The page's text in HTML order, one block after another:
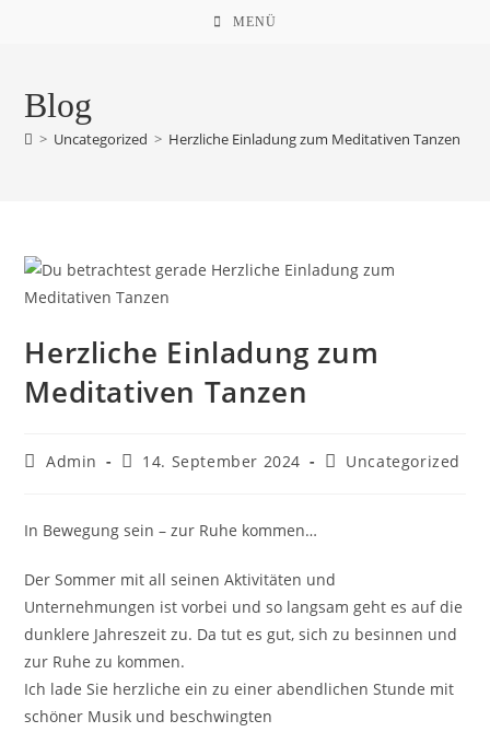
MENÜ
Blog
> Uncategorized > Herzliche Einladung zum Meditativen Tanzen
Herzliche Einladung zum
Meditativen Tanzen
Beitrags-
Admin
Beitrag
14. September 2024
Beitrags-
Uncategorized
In Bewegung sein – zur Ruhe kommen…
Der Sommer mit all seinen Aktivitäten und
Unternehmungen ist vorbei und so langsam geht es auf die
dunklere Jahreszeit zu. Da tut es gut, sich zu besinnen und
zur Ruhe zu kommen.
Ich lade Sie herzliche ein zu einer abendlichen Stunde mit
schöner Musik und beschwingten